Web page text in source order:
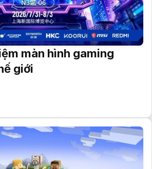
màn hình gaming
giới